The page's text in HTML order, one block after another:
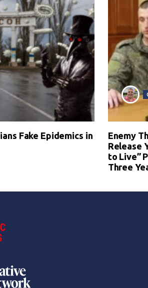
Fake Epidemics in
Enemy
Release
to Live”
Three